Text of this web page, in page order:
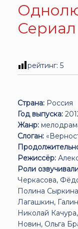
Сериал
рейтинг: 5
Страна: Россия
Год выпуска:
Жанр:
Слоган:
Режиссёр:
Роли
Черкасова,
Полина
Лагашкин,
Николай
Новин, Ольга